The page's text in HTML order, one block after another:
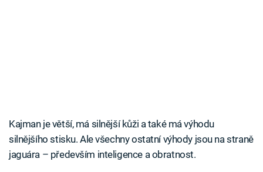
Kajman je větší, má silnější kůži a také má výhodu
silnějšího stisku. Ale všechny ostatní výhody jsou na straně
jaguára – především inteligence a obratnost.